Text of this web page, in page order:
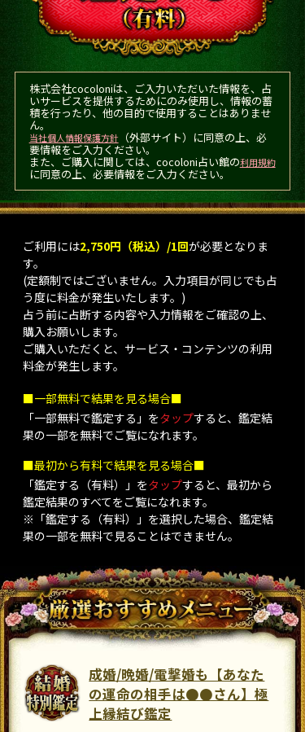
株式会社cocoloniは、ご入力いただいた情報を、占
いサービスを提供するためにのみ使用し、情報の蓄
積を行ったり、他の目的で使用することはありませ
ん。
当社個人情報保護方針（外部サイト）に同意の上、必
要情報をご入力ください。
また、ご購入に関しては、cocoloni占い館の利用規約
に同意の上、必要情報をご入力ください。
ご利用には2,750円（税込）/1回が必要となりま
す。
(定額制ではございません。入力項目が同じでも占
う度に料金が発生いたします。)
占う前に占断する内容や入力情報をご確認の上、
購入お願いします。
ご購入いただくと、サービス・コンテンツの利用
料金が発生します。
■一部無料で結果を見る場合■
「一部無料で鑑定する」をタップすると、鑑定結
果の一部を無料でご覧になれます。
■最初から有料で結果を見る場合■
「鑑定する（有料）」をタップすると、最初から
鑑定結果のすべてをご覧になれます。
※「鑑定する（有料）」を選択した場合、鑑定結
果の一部を無料で見ることはできません。
成婚/晩婚/電撃婚も【あなた
の運命の相手は●●さん】極
上縁結び鑑定